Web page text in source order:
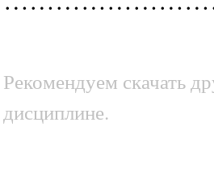
Рекомендуем скачать
дисциплине.